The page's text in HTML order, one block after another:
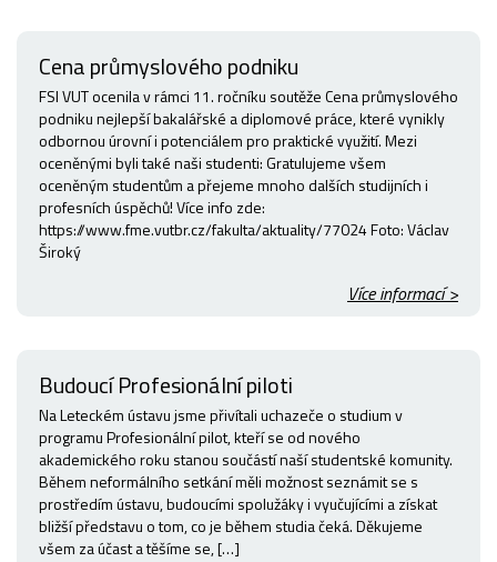
Cena průmyslového podniku
FSI VUT ocenila v rámci 11. ročníku soutěže Cena průmyslového
podniku nejlepší bakalářské a diplomové práce, které vynikly
odbornou úrovní i potenciálem pro praktické využití. Mezi
oceněnými byli také naši studenti: Gratulujeme všem
oceněným studentům a přejeme mnoho dalších studijních i
profesních úspěchů! Více info zde:
https://www.fme.vutbr.cz/fakulta/aktuality/77024 Foto: Václav
Široký
Více informací >
Budoucí Profesionální piloti
Na Leteckém ústavu jsme přivítali uchazeče o studium v
programu Profesionální pilot, kteří se od nového
akademického roku stanou součástí naší studentské komunity.
Během neformálního setkání měli možnost seznámit se s
prostředím ústavu, budoucími spolužáky i vyučujícími a získat
bližší představu o tom, co je během studia čeká. Děkujeme
všem za účast a těšíme se, […]